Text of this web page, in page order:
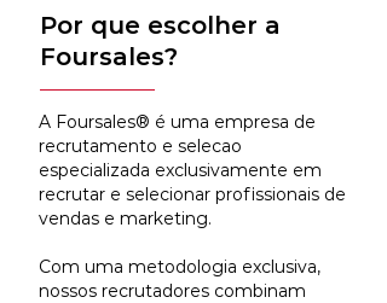
Por que escolher a
Foursales?
A Foursales® é uma empresa de
recrutamento e selecao
especializada exclusivamente em
recrutar e selecionar profissionais de
vendas e marketing.
Com uma metodologia exclusiva,
nossos recrutadores combinam